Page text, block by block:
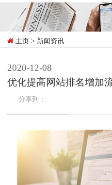
主页 > 新闻资讯
2020-12-08
优化提高网站排名增加
分享到：